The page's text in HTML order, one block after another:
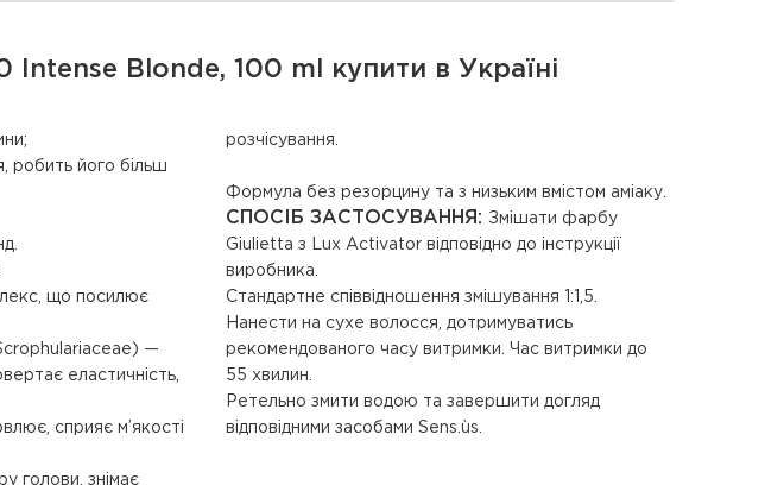
Blonde, 100 ml купити в Україні
робить його більш
що посилює
—
еластичність,
сприяє м’якості
голови, знімає
розчісування.
Формула без резорцину та з низьким вмістом аміаку.
СПОСІБ ЗАСТОСУВАННЯ: Змішати фарбу
Giulietta з Lux Activator відповідно до інструкції
виробника.
Стандартне співвідношення змішування 1:1,5.
Нанести на сухе волосся, дотримуватись
рекомендованого часу витримки. Час витримки до
55 хвилин.
Ретельно змити водою та завершити догляд
відповідними засобами Sens.ùs.